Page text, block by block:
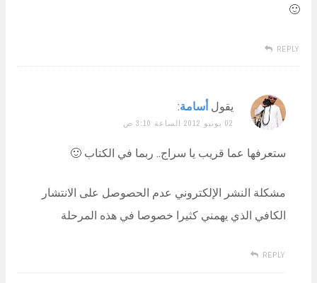
🙂
REPLY
يقول أسامة:
02 يونيو 2012 الساعة 3:10 ص
ستعرفها عما قريب يا سراج.. ربما في الكتاب 🙂
مشكلة النشر الإلكتروني عدم الحصوصل على الانتشار
الكافي الذي يهمني كثيرا خصوصا في هذه المرحلة
REPLY